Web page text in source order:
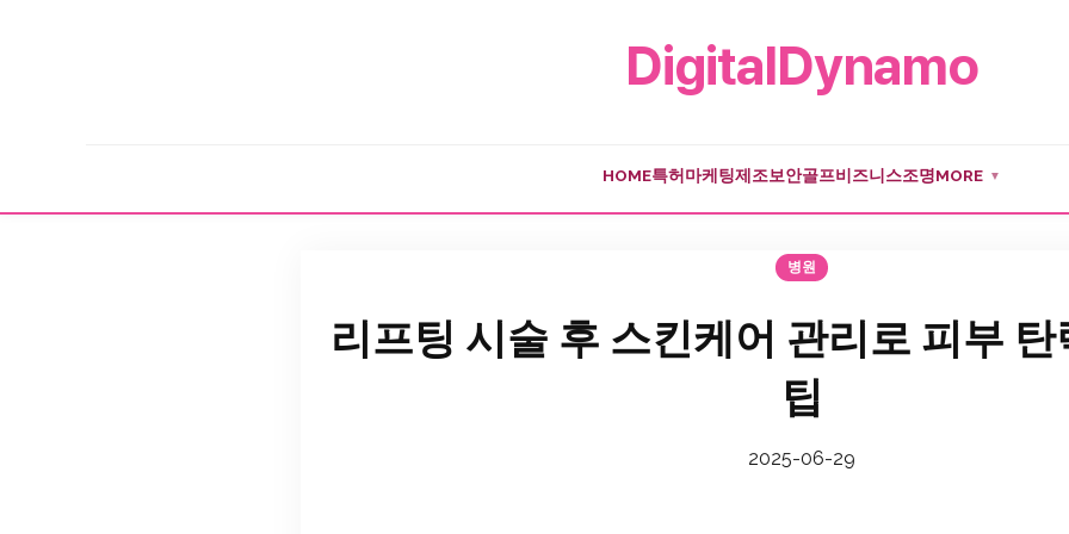
DigitalDynamo
HOME특허 마케팅제조보안골프비즈니스조명MORE ▼
병원
리프팅 시술 후 스킨케어 관리로 피부
팁
2025-06-29